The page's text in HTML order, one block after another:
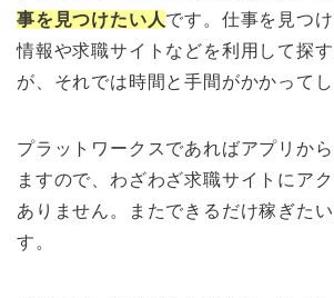
事を見つけたい人です。仕事を見つ
情報や求職サイトなどを利用して探
が、それでは時間と手間がかかってし
プラットワークスであればアプリか
ますので、わざわざ求職サイトにア
ありません。またできるだけ稼ぎた
す。